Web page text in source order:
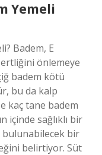
Yemeli
Badem, E
önlemeye
badem kötü
bu da kalp
kaç tane badem
içinde sağlıklı bir
bulunabilecek bir
belirtiyor. Süt